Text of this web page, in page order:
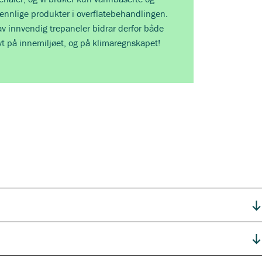
produkter i overflatebehandlingen.
innvendig trepaneler bidrar derfor både
på innemiljøet, og på klimaregnskapet!